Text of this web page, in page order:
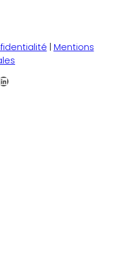
| Mentions